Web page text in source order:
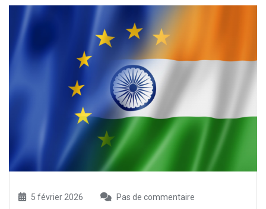
5 février 2026 Pas de commentaire